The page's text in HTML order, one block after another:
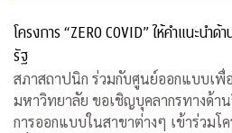
โครงการ “ZERO COVID” ให้คำแนะนำ
รัฐ
สภาสถาปนิก ร่วมกับศูนย์ออกแบบเพื่
มหาวิทยาลัย ขอเชิญบุคลากรทางด้า
การออกแบบในสาขาต่างๆ เข้าร่วมโค